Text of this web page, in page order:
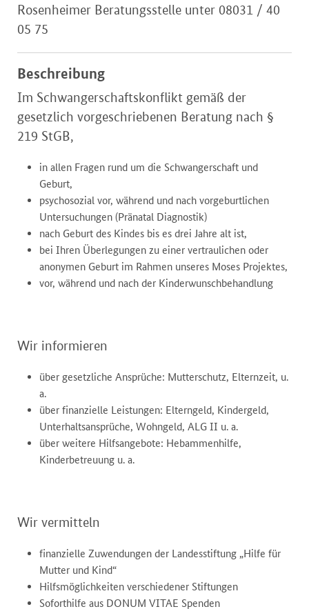
Rosenheimer Beratungsstelle unter 08031 / 40
05 75
Beschreibung
Im Schwangerschaftskonflikt gemäß der
gesetzlich vorgeschriebenen Beratung nach §
219 StGB,
in allen Fragen rund um die Schwangerschaft und
Geburt,
psychosozial vor, während und nach vorgeburtlichen
Untersuchungen (Pränatal Diagnostik)
nach Geburt des Kindes bis es drei Jahre alt ist,
bei Ihren Überlegungen zu einer vertraulichen oder
anonymen Geburt im Rahmen unseres Moses Projektes,
vor, während und nach der Kinderwunschbehandlung
Wir informieren
über gesetzliche Ansprüche: Mutterschutz, Elternzeit, u.
a.
über finanzielle Leistungen: Elterngeld, Kindergeld,
Unterhaltsansprüche, Wohngeld, ALG II u. a.
über weitere Hilfsangebote: Hebammenhilfe,
Kinderbetreuung u. a.
Wir vermitteln
finanzielle Zuwendungen der Landesstiftung „Hilfe für
Mutter und Kind“
Hilfsmöglichkeiten verschiedener Stiftungen
Soforthilfe aus DONUM VITAE Spenden